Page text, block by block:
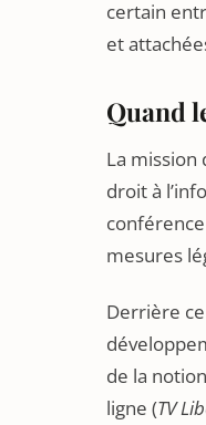
certain
et
Quand
La mission
droit à
mesures
Derrière
de la
ligne (TV